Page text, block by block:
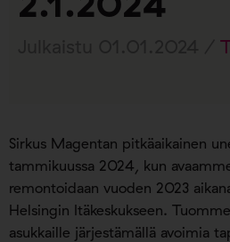
Sirkus Magentan pitkäaikainen
tammikuussa 2024, kun
remontoidaan vuoden 2023
Helsingin Itäkeskukseen.
asukkaille järjestämällä avoimia